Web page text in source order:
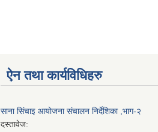
ऐन तथा कार्यविधिहरु
साना सिंचाइ आयोजना संचालन निर्देशिका ,भाग-२
दस्तावेज: